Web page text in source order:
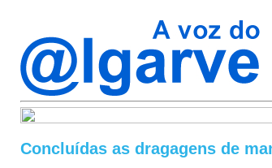
Concluídas as dragagens de